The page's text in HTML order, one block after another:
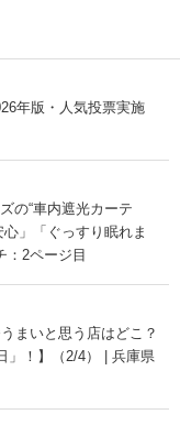
年版・人気投票実施
の“車内遮光カーテ
」「ぐっすり眠れま
：2ページ目
まいと思う店はどこ？
」！】（2/4） | 兵庫県